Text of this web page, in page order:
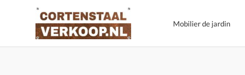
Mobilier de jardin